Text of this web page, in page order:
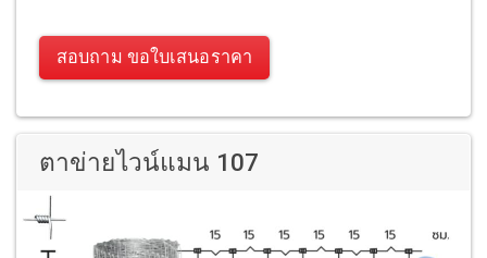
สอบถาม ขอใบเสนอราคา
ตาข่ายไวน์แมน 107